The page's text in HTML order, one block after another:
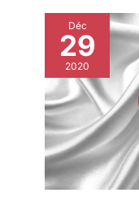
Déc
29
2020